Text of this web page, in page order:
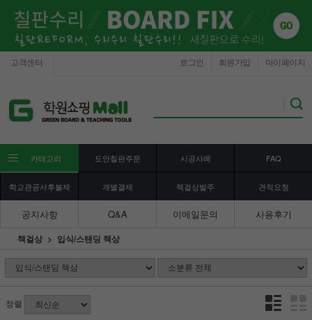
고객센터 마이페이지
회원가입
로그인
카테고리 도안칠판주문 시공사례 FAQ
학교관공서후불제 개별결제 책걸상발주 견적요청
공지사항 Q&A 이메일문의 사용후기
책걸상 입식/스탠딩 책상
정렬